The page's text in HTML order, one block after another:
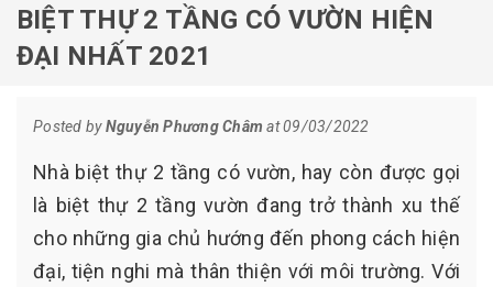
BIỆT THỰ 2 TẦNG CÓ VƯỜN HIỆN
ĐẠI NHẤT 2021
Posted byNguyễn Phương Châm at 09/03/2022
Nhà biệt thự 2 tầng có vườn, hay còn được gọi
là biệt thự 2 tầng vườn đang trở thành xu thế
cho những gia chủ hướng đến phong cách hiện
đại, tiện nghi mà thân thiện với môi trường. Với